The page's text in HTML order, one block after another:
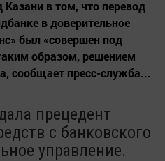
в том, что перевод
в доверительное
был «совершен под
образом, решением
сообщает пресс-служба...
прецедент
с банковского
управление.